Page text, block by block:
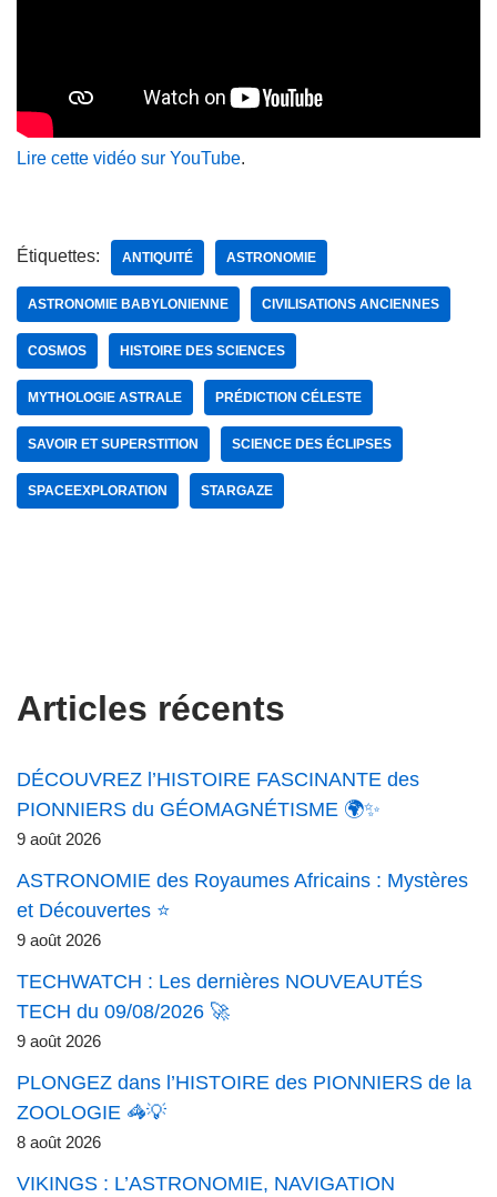
Lire cette vidéo sur YouTube.
Étiquettes: ANTIQUITÉ ASTRONOMIE
ASTRONOMIE BABYLONIENNE CIVILISATIONS ANCIENNES
COSMOS HISTOIRE DES SCIENCES
MYTHOLOGIE ASTRALE PRÉDICTION CÉLESTE
SAVOIR ET SUPERSTITION SCIENCE DES ÉCLIPSES
SPACEEXPLORATION STARGAZE
Articles récents
DÉCOUVREZ l’HISTOIRE FASCINANTE des
PIONNIERS du GÉOMAGNÉTISME 🌍✨
9 août 2026
ASTRONOMIE des Royaumes Africains : Mystères
et Découvertes ⭐
9 août 2026
TECHWATCH : Les dernières NOUVEAUTÉS
TECH du 09/08/2026 🚀
9 août 2026
PLONGEZ dans l’HISTOIRE des PIONNIERS de la
ZOOLOGIE 🦓💡
8 août 2026
VIKINGS : L’ASTRONOMIE, NAVIGATION